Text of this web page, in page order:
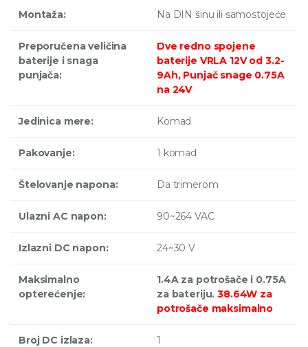
Montaža: Na DIN šinu ili samostojeće
Preporučena veličina
baterije i snaga
punjača:
Dve redno spojene
baterije VRLA 12V od 3.2-
9Ah, Punjač snage 0.75A
na 24V
Jedinica mere: Komad
Pakovanje: 1 komad
Štelovanje napona: Da trimerom
Ulazni AC napon: 90~264 VAC
Izlazni DC napon: 24~30 V
Maksimalno
opterećenje:
1.4A za potrošače i 0.75A
za bateriju.38.64W za
potrošače maksimalno
Broj DC izlaza: 1